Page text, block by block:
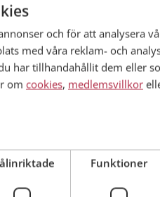
och för att analysera
med våra reklam- och
har tillhandahållit dem eller
om cookies, medlemsvillkor
Funktioner